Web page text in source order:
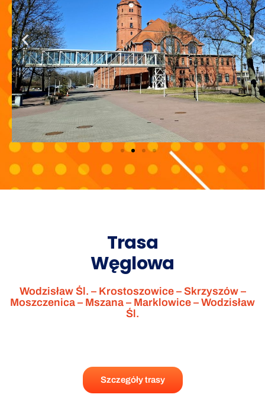
Trasa
Węglowa
Wodzisław Śl. – Krostoszowice – Skrzyszów –
Moszczenica – Mszana – Marklowice – Wodzisław
Śl.
Szczegóły trasy